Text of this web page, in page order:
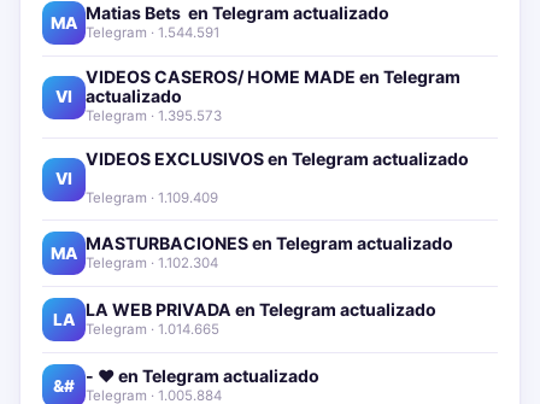
MA Matias Bets ‍ en Telegram actualizado📱🔥
Telegram · 1.544.591
VI
VIDEOS CASEROS/ HOME MADE en Telegram
actualizado📱🔥
Telegram · 1.395.573
VI
VIDEOS EXCLUSIVOS en Telegram actualizado📱
Telegram · 1.109.409
MA MASTURBACIONES en Telegram actualizado📱🔥
Telegram · 1.102.304
LA LA WEB PRIVADA en Telegram actualizado📱🔥
Telegram · 1.014.665
&# - ❤️ en Telegram actualizado📱🔥
Telegram · 1.005.884